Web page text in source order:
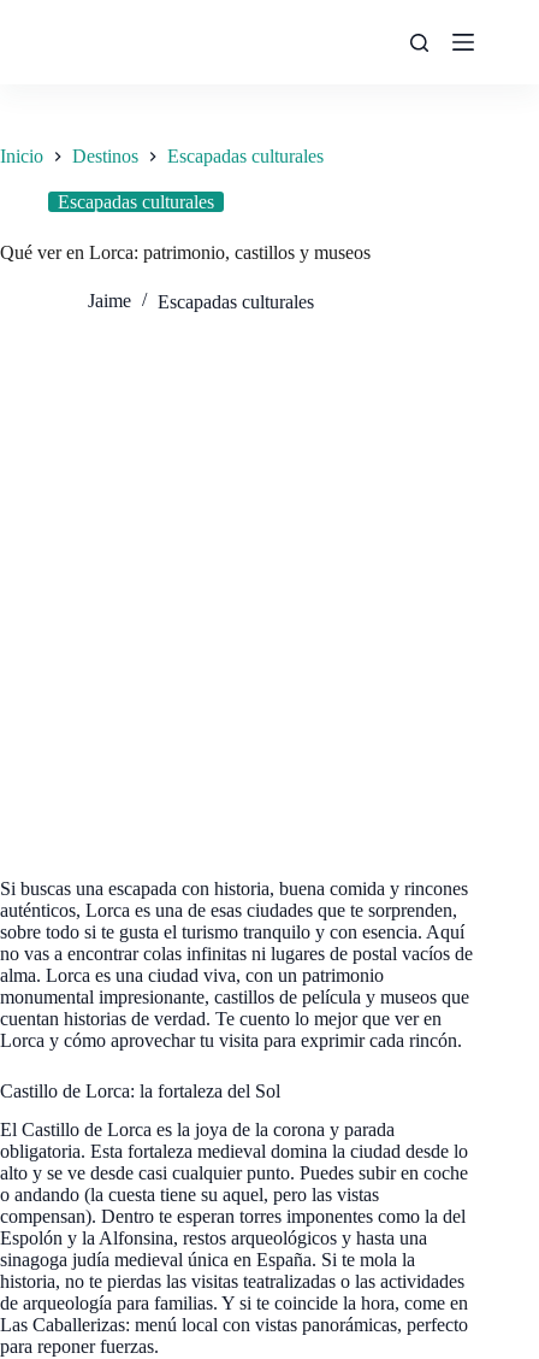
Inicio Destinos Escapadas culturales
Escapadas culturales
Qué ver en Lorca: patrimonio, castillos y museos
Jaime Escapadas culturales
Si buscas una escapada con historia, buena comida y rincones
auténticos, Lorca es una de esas ciudades que te sorprenden,
sobre todo si te gusta el turismo tranquilo y con esencia. Aquí
no vas a encontrar colas infinitas ni lugares de postal vacíos de
alma. Lorca es una ciudad viva, con un patrimonio
monumental impresionante, castillos de película y museos que
cuentan historias de verdad. Te cuento lo mejor que ver en
Lorca y cómo aprovechar tu visita para exprimir cada rincón.
Castillo de Lorca: la fortaleza del Sol
El Castillo de Lorca es la joya de la corona y parada
obligatoria. Esta fortaleza medieval domina la ciudad desde lo
alto y se ve desde casi cualquier punto. Puedes subir en coche
o andando (la cuesta tiene su aquel, pero las vistas
compensan). Dentro te esperan torres imponentes como la del
Espolón y la Alfonsina, restos arqueológicos y hasta una
sinagoga judía medieval única en España. Si te mola la
historia, no te pierdas las visitas teatralizadas o las actividades
de arqueología para familias. Y si te coincide la hora, come en
Las Caballerizas: menú local con vistas panorámicas, perfecto
para reponer fuerzas.